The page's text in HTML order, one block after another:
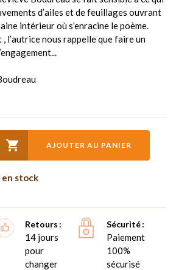
d’ailes et de feuillages ouvrant
intérieur où s’enracine le poème.
l’autrice nous rappelle que faire un
 AJOUTER AU PANIER
stock
Retours
14 jours
pour
changer
Sécurité
Paiement
100%
sécurisé